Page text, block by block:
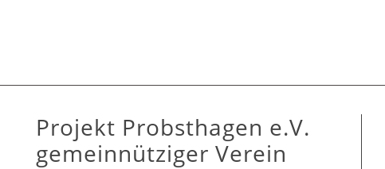
Projekt Probsthagen e.V.
gemeinnütziger Verein